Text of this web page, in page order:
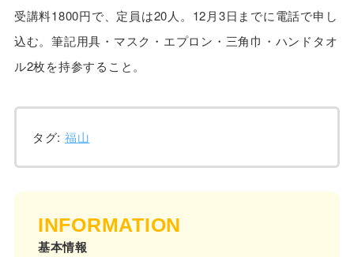
受講料1800円で、定員は20人。12月3日までに電話で申し
込む。筆記用具・マスク・エプロン・三角巾・ハンドタオ
ル2枚を持参すること。
タグ: 福山
INFORMATION
基本情報